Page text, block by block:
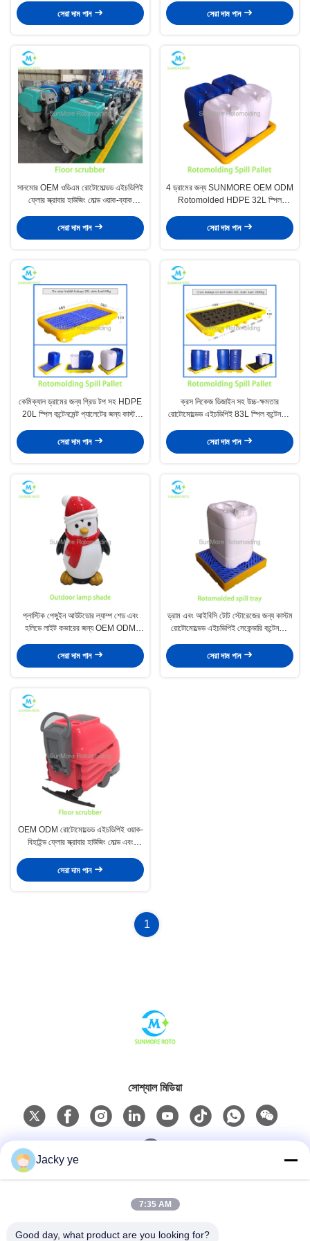
সেরা দাম পান
সেরা দাম পান
সানমোর OEM ওডিএম রোটোমোল্ডড এইচডিপিই
ফ্লোর স্ক্রাবার হাউজিং মোল্ড ওয়াক-ব্যাক
সেরা দাম পান
4 ড্রামের জন্য SUNMORE OEM ODM
Rotomolded HDPE 32L স্পিল
সেরা দাম পান
কেমিক্যাল ড্রামের জন্য গ্রিড টপ সহ HDPE
20L স্পিল কন্টেনমেন্ট প্যালেটের জন্য কাস্টম
সেরা দাম পান
ক্রস লিকেজ ডিজাইন সহ উচ্চ-ক্ষমতার
রোটোমোল্ডেড এইচডিপিই 83L স্পিল কন্টেনমেন্ট
সেরা দাম পান
প্লাস্টিক পেঙ্গুইন আউটডোর ল্যাম্প শেড এবং
হলিডে লাইট কভারের জন্য OEM ODM
সেরা দাম পান
ড্রাম এবং আইবিসি টোট স্টোরেজের জন্য কাস্টম
রোটোমোল্ডেড এইচডিপিই সেকেন্ডারি কন্টেনমেন্ট
সেরা দাম পান
OEM ODM রোটোমোল্ডেড এইচডিপিই ওয়াক-
বিহাইন্ড ফ্লোর স্ক্রাবার হাউজিং মোল্ড এবং
সেরা দাম পান
1
সোশ্যাল মিডিয়া
দ্রুত যোগাযোগ
Jacky ye
7:35 AM
Good day, what product are you looking for?